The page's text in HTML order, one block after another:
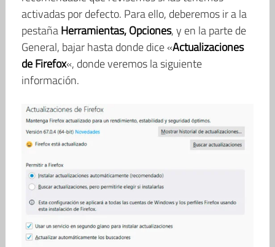
activadas por defecto. Para ello, deberemos ir a la
pestañaHerramientas, Opciones, y en la parte de
General, bajar hasta donde dice «Actualizaciones
de Firefox«, donde veremos la siguiente
información.